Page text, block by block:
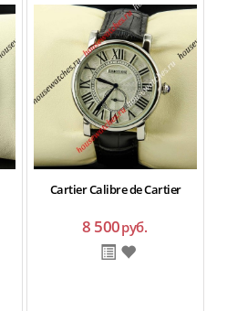
Cartier Calibre de Cartier
8 500руб.